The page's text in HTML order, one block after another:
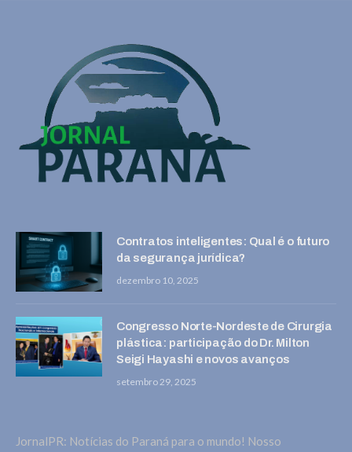
Contratos inteligentes: Qual é o futuro
da segurança jurídica?
dezembro 10, 2025
Congresso Norte-Nordeste de Cirurgia
plástica: participação do Dr. Milton
Seigi Hayashi e novos avanços
setembro 29, 2025
JornalPR: Notícias do Paraná para o mundo! Nosso